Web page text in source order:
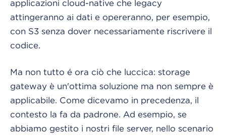
applicazioni cloud-native che legacy
attingeranno ai dati e opereranno, per esempio,
con S3 senza dover necessariamente riscrivere il
codice.
Ma non tutto é ora ciò che luccica: storage
gateway è un'ottima soluzione ma non sempre è
applicabile. Come dicevamo in precedenza, il
contesto la fa da padrone. Ad esempio, se
abbiamo gestito i nostri file server, nello scenario